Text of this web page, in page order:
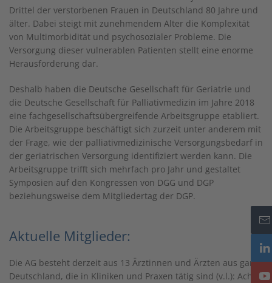
Drittel der verstorbenen Frauen in Deutschland 80 Jahre und
älter. Dabei steigt mit zunehmendem Alter die Komplexität
von Multimorbidität und psychosozialer Probleme. Die
Versorgung dieser vulnerablen Patienten stellt eine enorme
Herausforderung dar.
Deshalb haben die Deutsche Gesellschaft für Geriatrie und
die Deutsche Gesellschaft für Palliativmedizin im Jahre 2018
eine fachgesellschaftsübergreifende Arbeitsgruppe etabliert.
Die Arbeitsgruppe beschäftigt sich zurzeit unter anderem mit
der Frage, wie der palliativmedizinische Versorgungsbedarf in
der geriatrischen Versorgung identifiziert werden kann. Die
Arbeitsgruppe trifft sich mehrfach pro Jahr und gestaltet
Symposien auf den Kongressen von DGG und DGP
beziehungsweise dem Mitgliedertag der DGP.
Aktuelle Mitglieder:
Die AG besteht derzeit aus 13 Ärztinnen und Ärzten aus ganz
Deutschland, die in Kliniken und Praxen tätig sind (v.l.): Achim